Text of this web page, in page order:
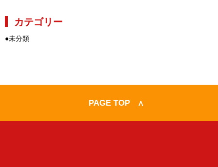
カテゴリー
●未分類
PAGE TOP